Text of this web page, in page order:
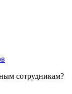
сотрудникам?